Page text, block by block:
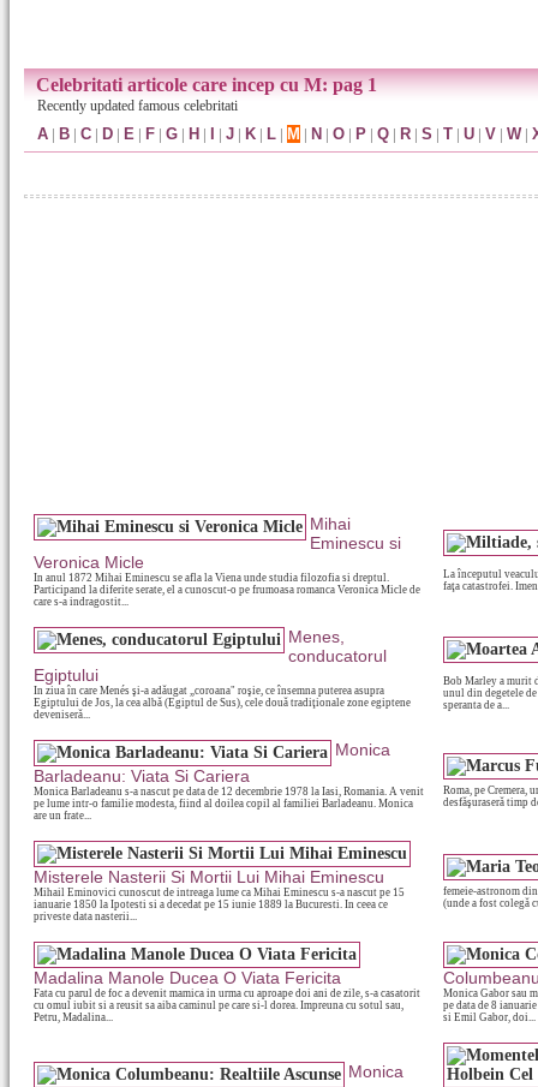
Celebritati articole care incep cu M: pag 1
Recently updated famous celebritati
A | B | C | D | E | F | G | H | | J | K | L | M | N | O | P | Q | R | S | T | U | V | W|
Mihai
Eminescu si
Veronica Micle
In anul 1872 Mihai Eminescu se afla la Viena unde studia filozofia si dreptul.
Participand la diferite serate, el a cunoscut-o pe frumoasa romanca Veronica Micle de
care s-a indragostit...
La începutul
faţa catastrofei.
Menes,
conducatorul
Egiptului
In ziua în care Menés şi-a adăugat „coroana" roşie, ce însemna puterea asupra
Egiptului de Jos, la cea albă (Egiptul de Sus), cele două tradiţionale zone egiptene
deveniseră...
Bob Marley a murit
unul din degetele
speranta de a...
Monica
Barladeanu: Viata Si Cariera
Monica Barladeanu s-a nascut pe data de 12 decembrie 1978 la Iasi, Romania. A venit
pe lume intr-o familie modesta, fiind al doilea copil al familiei Barladeanu. Monica
are un frate...
Roma, pe Cremera,
desfăşuraseră timp
Misterele Nasterii Si Mortii Lui Mihai Eminescu
Mihail Eminovici cunoscut de intreaga lume ca Mihai Eminescu s-a nascut pe 15
ianuarie 1850 la Ipotesti si a decedat pe 15 iunie 1889 la Bucuresti. In ceea ce
priveste data nasterii...
femeie-astronom
(unde a fost colegă
Madalina Manole Ducea O Viata Fericita
Fata cu parul de foc a devenit mamica in urma cu aproape doi ani de zile, s-a casatorit
cu omul iubit si a reusit sa aiba caminul pe care si-l dorea. Impreuna cu sotul sau,
Petru, Madalina...
Monica Gabor sau
pe data de 8
si Emil Gabor, doi...
Monica